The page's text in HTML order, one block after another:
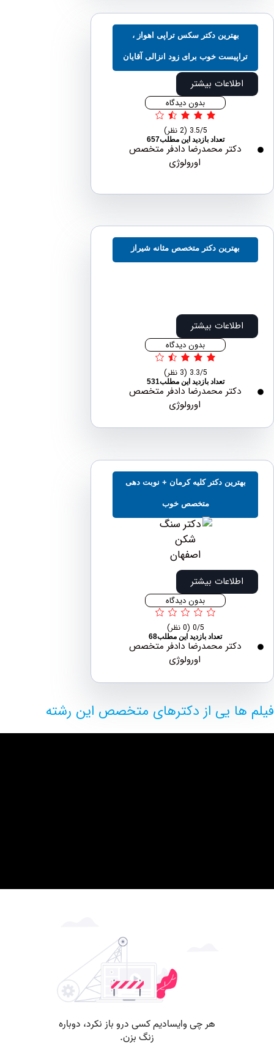
بهترین دکتر سکس تراپی اهواز ،
خوب برای زود انزالی آقایان
اطلاعات بیشتر
بدون دیدگاه
تعداد بازدید این مطلب657
دکتر محمدرضا دادفر متخصص
اورولوژی
بهترین دکتر متخصص مثانه شیراز
اطلاعات بیشتر
بدون دیدگاه
تعداد بازدید این مطلب531
دکتر محمدرضا دادفر متخصص
اورولوژی
دکتر کلیه کرمان + نوبت دهی
متخصص خوب
اطلاعات بیشتر
بدون دیدگاه
تعداد بازدید این مطلب68
دکتر محمدرضا دادفر متخصص
اورولوژی
یی از دکترهای متخصص این رشته